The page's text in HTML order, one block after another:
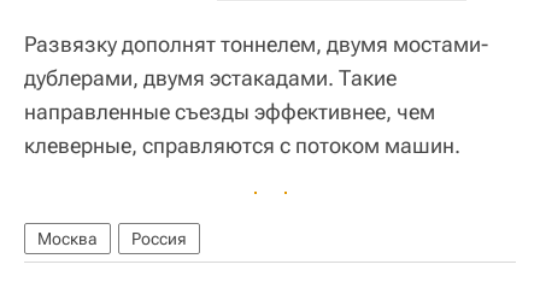
Развязку дополнят тоннелем, двумя мостами-
дублерами, двумя эстакадами. Такие
направленные съезды эффективнее, чем
клеверные, справляются с потоком машин.
Москва Россия